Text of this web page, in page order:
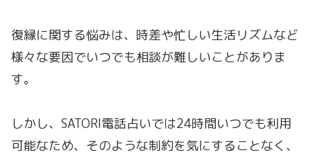
復縁に関する悩みは、時差や忙しい生活リズムなど
様々な要因でいつでも相談が難しいことがありま
す。
しかし、SATORI電話占いでは24時間いつでも利用
可能なため、そのような制約を気にすることなく、